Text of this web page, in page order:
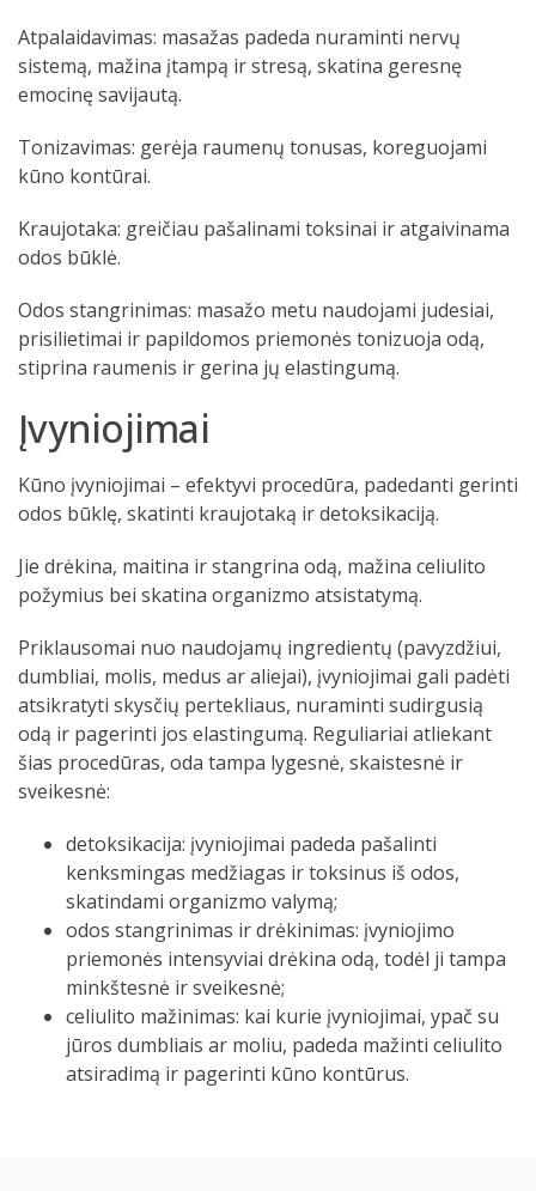
Atpalaidavimas: masažas padeda nuraminti nervų
sistemą, mažina įtampą ir stresą, skatina geresnę
emocinę savijautą.
Tonizavimas: gerėja raumenų tonusas, koreguojami
kūno kontūrai.
Kraujotaka: greičiau pašalinami toksinai ir atgaivinama
odos būklė.
Odos stangrinimas: masažo metu naudojami judesiai,
prisilietimai ir papildomos priemonės tonizuoja odą,
stiprina raumenis ir gerina jų elastingumą.
Įvyniojimai
Kūno įvyniojimai – efektyvi procedūra, padedanti gerinti
odos būklę, skatinti kraujotaką ir detoksikaciją.
Jie drėkina, maitina ir stangrina odą, mažina celiulito
požymius bei skatina organizmo atsistatymą.
Priklausomai nuo naudojamų ingredientų (pavyzdžiui,
dumbliai, molis, medus ar aliejai), įvyniojimai gali padėti
atsikratyti skysčių pertekliaus, nuraminti sudirgusią
odą ir pagerinti jos elastingumą. Reguliariai atliekant
šias procedūras, oda tampa lygesnė, skaistesnė ir
sveikesnė:
detoksikacija: įvyniojimai padeda pašalinti
kenksmingas medžiagas ir toksinus iš odos,
skatindami organizmo valymą;
odos stangrinimas ir drėkinimas: įvyniojimo
priemonės intensyviai drėkina odą, todėl ji tampa
minkštesnė ir sveikesnė;
celiulito mažinimas: kai kurie įvyniojimai, ypač su
jūros dumbliais ar moliu, padeda mažinti celiulito
atsiradimą ir pagerinti kūno kontūrus.